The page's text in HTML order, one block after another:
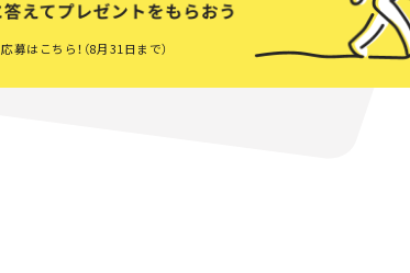
応募はこちら！（8月31日まで）